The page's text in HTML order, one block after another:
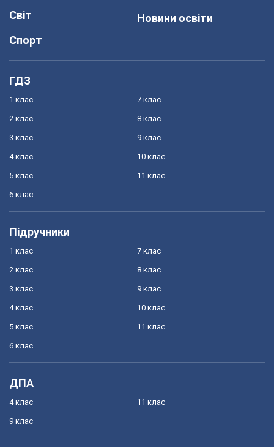
Світ
Спорт
Новини освіти
ГДЗ
1 клас
2 клас
3 клас
4 клас
5 клас
6 клас
7 клас
8 клас
9 клас
10 клас
11 клас
Підручники
1 клас
2 клас
3 клас
4 клас
5 клас
6 клас
7 клас
8 клас
9 клас
10 клас
11 клас
ДПА
4 клас
9 клас
11 клас